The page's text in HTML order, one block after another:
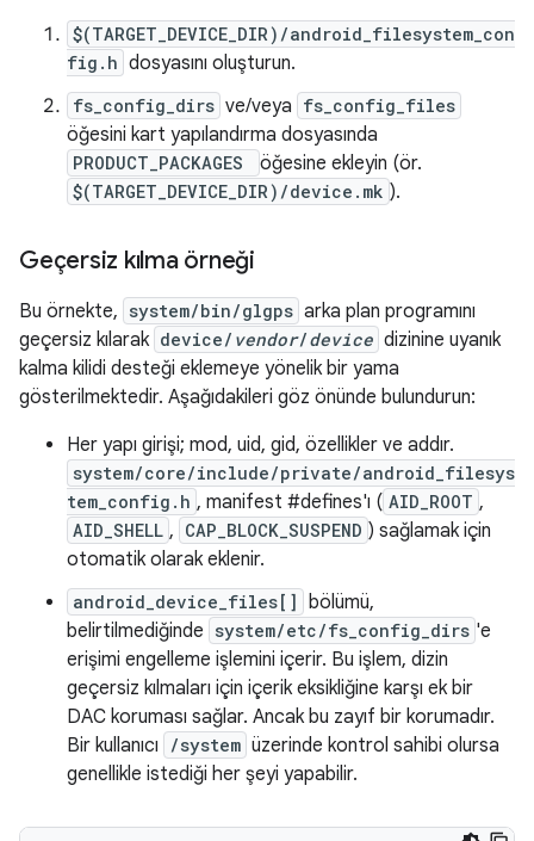
$(TARGET_DEVICE_DIR)/android_filesystem_con
fig.h dosyasını oluşturun.
fs_config_dirs ve/veya fs_config_files
öğesini kart yapılandırma dosyasında
PRODUCT_PACKAGES öğesine ekleyin (ör.
$(TARGET_DEVICE_DIR)/device.mk ).
Geçersiz kılma örneği
Bu örnekte, system/bin/glgps arka plan programını
geçersiz kılarak device/ vendor/device dizinine uyanık
kalma kilidi desteği eklemeye yönelik bir yama
gösterilmektedir. Aşağıdakileri göz önünde bulundurun:
Her yapı girişi; mod, uid, gid, özellikler ve addır.
system/core/include/private/android_filesys
tem_config.h , manifest #defines'ı ( AID_ROOT ,
AID_SHELL , CAP_BLOCK_SUSPEND ) sağlamak için
otomatik olarak eklenir.
android_device_files[] bölümü,
belirtilmediğinde system/etc/fs_config_dirs 'e
erişimi engelleme işlemini içerir. Bu işlem, dizin
geçersiz kılmaları için içerik eksikliğine karşı ek bir
DAC koruması sağlar. Ancak bu zayıf bir korumadır.
Bir kullanıcı
/system üzerinde kontrol sahibi olursa
genellikle istediği her şeyi yapabilir.